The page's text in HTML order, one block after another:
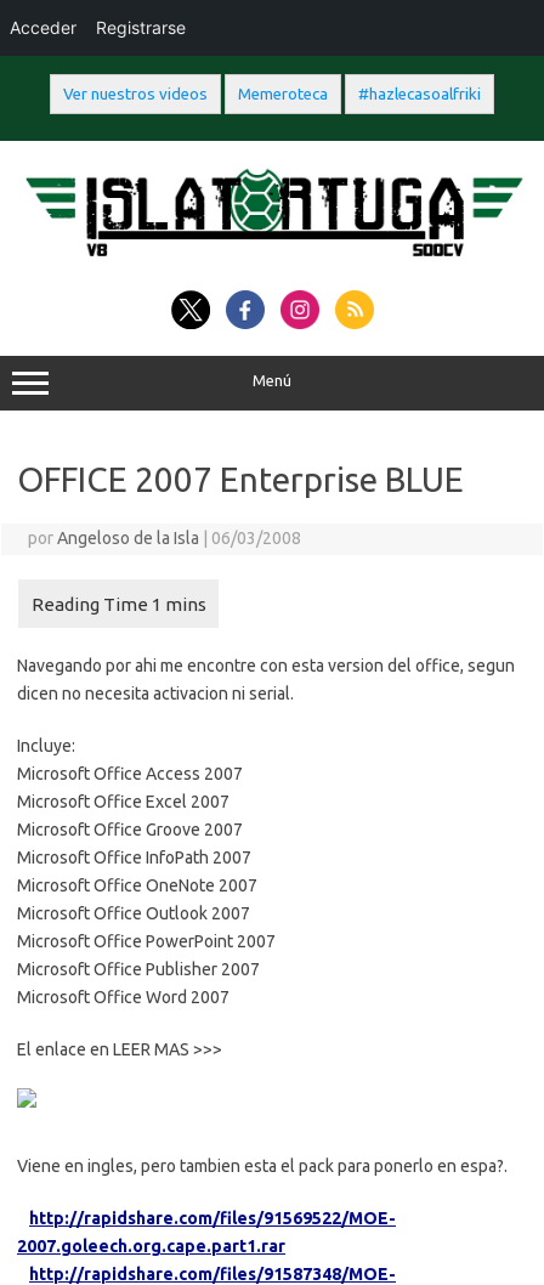
Ver nuestros videos Memeroteca #hazlecasoalfriki
contenido
Menú
OFFICE 2007 Enterprise BLUE
porAngeloso de la Isla 06/03/2008
Navegando por ahi me encontre con esta version del office, segun
dicen no necesita activacion ni serial.
Incluye:
Microsoft Office Access 2007
Microsoft Office Excel 2007
Microsoft Office Groove 2007
Microsoft Office InfoPath 2007
Microsoft Office OneNote 2007
Microsoft Office Outlook 2007
Microsoft Office PowerPoint 2007
Microsoft Office Publisher 2007
Microsoft Office Word 2007
El enlace en LEER MAS >>>
Viene en ingles, pero tambien esta el pack para ponerlo en espa?.
http://rapidshare.com/files/91569522/MOE-
2007.goleech.org.cape.part1.rar
http://rapidshare.com/files/91587348/MOE-
Acceder Registrarse